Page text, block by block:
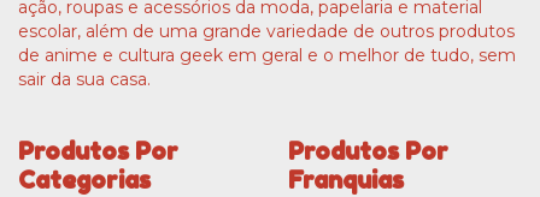
ação, roupas e acessórios da moda, papelaria e material
escolar, além de uma grande variedade de outros produtos
de anime e cultura geek em geral e o melhor de tudo, sem
sair da sua casa.
Produtos Por
Categorias
Produtos Por
Franquias